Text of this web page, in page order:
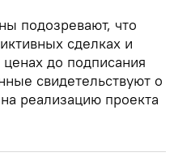
подозревают, что
сделках и
до подписания
свидетельствуют о
реализацию проекта